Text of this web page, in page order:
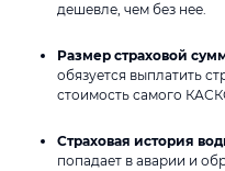
дешевле, чем без нее.
Размер страховой
обязуется выплатить
стоимость самого
Страховая история
попадает в аварии и